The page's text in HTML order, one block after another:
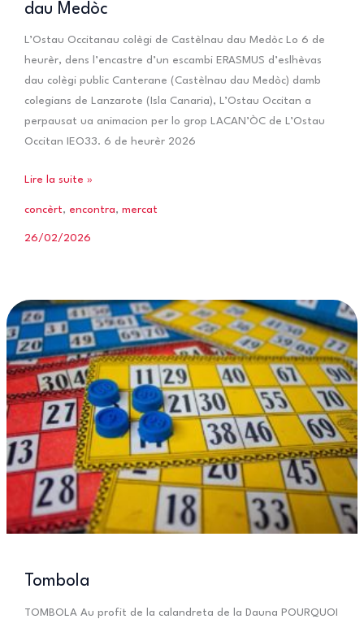
dau Medòc
L’Ostau Occitanau colègi de Castèlnau dau Medòc Lo 6 de
heurèr, dens l’encastre d’un escambi ERASMUS d’eslhèvas
dau colègi public Canterane (Castèlnau dau Medòc) damb
colegians de Lanzarote (Isla Canaria), L’Ostau Occitan a
perpausat ua animacion per lo grop LACAN’ÒC de L’Ostau
Occitan IEO33. 6 de heurèr 2026
L’Ostau
colègi
dau
Medòc
Lire la suite »
concèrt, encontra, mercat
26/02/2026
Tombola
TOMBOLA Au profit de la calandreta de la Dauna POURQUOI